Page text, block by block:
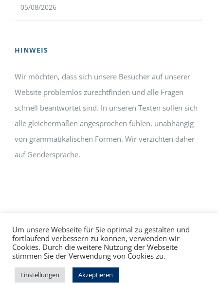
05/08/2026
HINWEIS
Wir möchten, dass sich unsere Besucher auf unserer
Website problemlos zurechtfinden und alle Fragen
schnell beantwortet sind. In unseren Texten sollen sich
alle gleichermaßen angesprochen fühlen, unabhängig
von grammatikalischen Formen. Wir verzichten daher
auf Gendersprache.
Impressum Datenschutz©hallo!rot
Facebook
Um unsere Webseite für Sie optimal zu gestalten und
fortlaufend verbessern zu können, verwenden wir
Cookies. Durch die weitere Nutzung der Webseite
stimmen Sie der Verwendung von Cookies zu.
Einstellungen Akzeptieren